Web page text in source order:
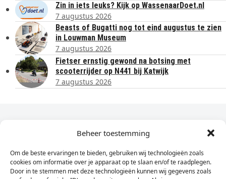
Beheer toestemming
Om de beste ervaringen te bieden, gebruiken wij technologieën zoals
cookies om informatie over je apparaat op te slaan en/of te raadplegen.
Door in te stemmen met deze technologieën kunnen wij gegevens zoals
Zin in iets leuks? Kijk op WassenaarDoet.nl
7 augustus 2026
Beasts of Bugatti nog tot eind augustus te zien
in Louwman Museum
7 augustus 2026
Fietser ernstig gewond na botsing met
scooterrijder op N441 bij Katwijk
7 augustus 2026
Dagelijks het laatste nieuws in je e-mail?
Vul
hier